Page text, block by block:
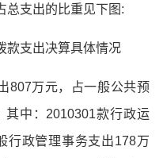
总支出的比重见下图:
款支出决算具体情况
807万元，占一般公共预
其中：2010301款行政运
行政管理事务支出178万